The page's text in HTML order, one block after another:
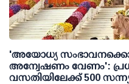
'അയോധ്യ
അന്വേഷണം വേണം':
വസതിയിലേക്ക് 500